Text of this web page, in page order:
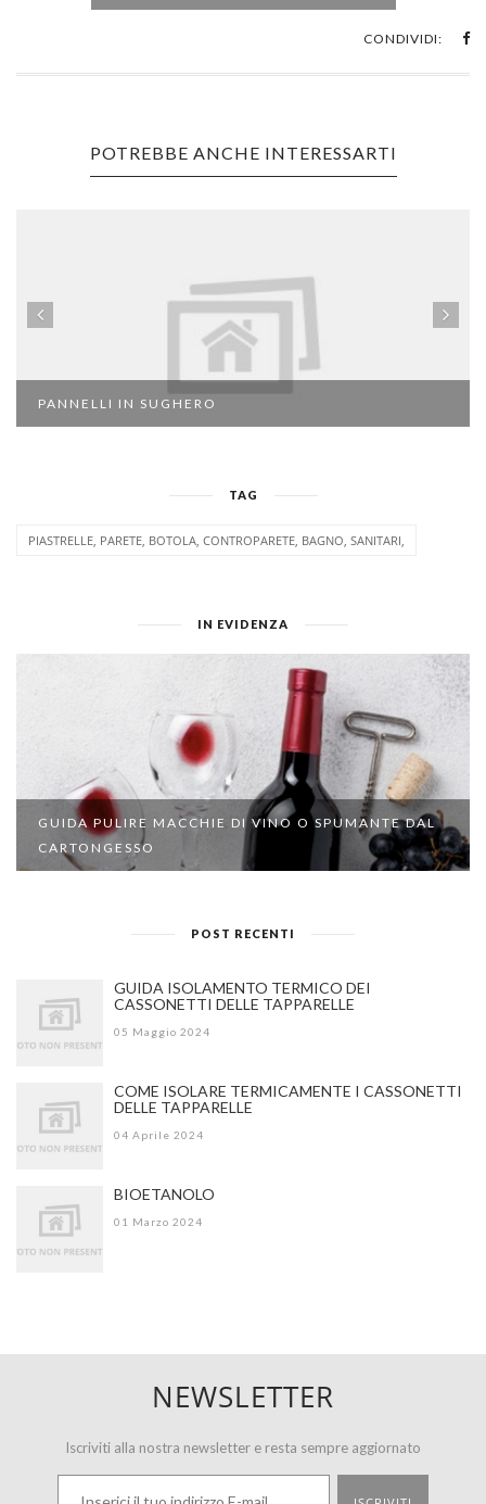
CONDIVIDI:
POTREBBE ANCHE INTERESSARTI
PANNELLI IN SUGHERO
TAG
PIASTRELLE, PARETE, BOTOLA, CONTROPARETE, BAGNO, SANITARI,
IN EVIDENZA
GUIDA PULIRE MACCHIE DI VINO O SPUMANTE DAL
CARTONGESSO
POST RECENTI
GUIDA ISOLAMENTO TERMICO DEI
CASSONETTI DELLE TAPPARELLE
05 Maggio 2024
COME ISOLARE TERMICAMENTE I CASSONETTI
DELLE TAPPARELLE
04 Aprile 2024
BIOETANOLO
01 Marzo 2024
NEWSLETTER
Iscriviti alla nostra newsletter e resta sempre aggiornato